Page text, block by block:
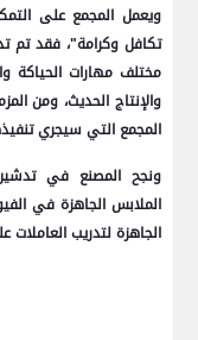
ويعمل المجمع على
مختلف مهارات الحياكة
المجمع التي سيجري
ونجح المصنع في تدشين
الملابس الجاهزة في
الجاهزة لتدريب العاملات